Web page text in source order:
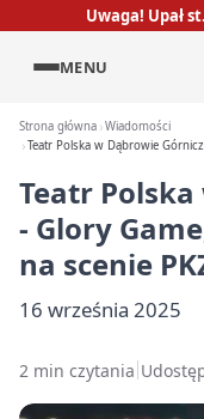
Uwaga! Upał
MENU
Strona główna Wiadomości
Teatr Polska w Dąbrowie
Teatr
- Glory
na scenie
16 września 2025
2 min czytania